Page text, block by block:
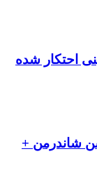
سیب زمینی احتکار شده
شاندرمن +